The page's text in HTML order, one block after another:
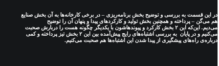
در این قسمت به بررسی و توضیح بخش برنامه‌ریزی – در برخی کارخانه‌ها به آن بخش صنایع
هم می‌گن – پرداخته و همچنین بخش تولید و کارکردهای پیدا و پنهان آن را توضیح
می‌دیم. این‌که این ۲ بخش کارکرد و پیوندهاشون با یکدیگر چگونه هست را دربارش صحبت
می‌کنیم و در پایان به بررسی اشتباه‌های رایج پیش‌آمده بین این ۲ بخش تیز پرداخته و کمی
درباره‌ی راه‌های پیشگیری از پیدا شدن این اشتباه‌ها هم صحبت می‌کنیم.